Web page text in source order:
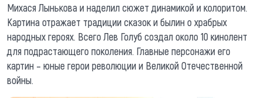
Михася Лынькова и наделил сюжет динамикой и колоритом.
Картина отражает традиции сказок и былин о храбрых
народных героях. Всего Лев Голуб создал около 10 кинолент
для подрастающего поколения. Главные персонажи его
картин – юные герои революции и Великой Отечественной
войны.